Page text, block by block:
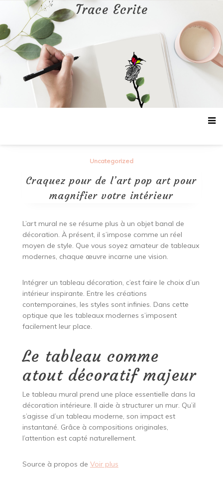
contenu
Trace Ecrite
Uncategorized
Craquez pour de l’art pop art pour
magnifier votre intérieur
L’art mural ne se résume plus à un objet banal de
décoration. À présent, il s’impose comme un réel
moyen de style. Que vous soyez amateur de tableaux
modernes, chaque œuvre incarne une vision.
Intégrer un tableau décoration, c’est faire le choix d’un
intérieur inspirante. Entre les créations
contemporaines, les styles sont infinies. Dans cette
optique que les tableaux modernes s’imposent
facilement leur place.
Le tableau comme
atout décoratif majeur
Le tableau mural prend une place essentielle dans la
décoration intérieure. Il aide à structurer un mur. Qu’il
s’agisse d’un tableau moderne, son impact est
instantané. Grâce à compositions originales,
l’attention est capté naturellement.
Source à propos de Voir plus